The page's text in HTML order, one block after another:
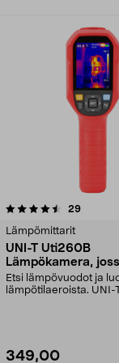
29
Lämpömittarit
UNI-T Uti260B
Lämpökamera,
näyttötilaa
Etsi lämpövuodot ja
lämpötilaeroista.
349,00
4.0 viidestä